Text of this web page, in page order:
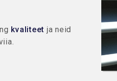
kvaliteet ja neid